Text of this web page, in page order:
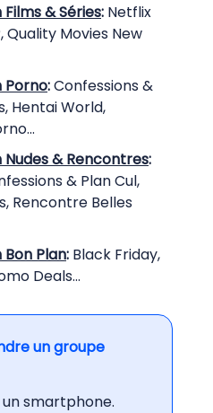
& Séries: Netflix
Quality Movies New
Porno:Confessions &
Hentai World,
& Rencontres:
& Plan Cul,
Rencontre Belles
Plan: Black Friday,
Deals...
un groupe
smartphone.